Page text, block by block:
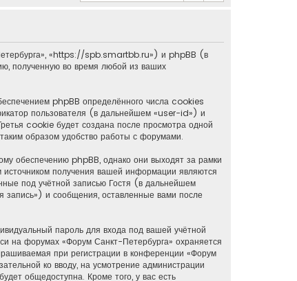
«https://spb.smartbb.ru») и phpBB (в
полученную во время любой из ваших
phpBB определённого числа cookies
пользователя (в дальнейшем «user-id») и
cookie будет создана после просмотра одной
образом удобство работы с форумами.
обеспечению phpBB, однако они выходят за рамки
источником получения вашей информации являются
под учётной записью Гостя (в дальнейшем
и сообщения, оставленные вами после
пароль для входа под вашей учётной
форумах «Форум Санкт-Петербурга» охраняется
при регистрации в конференции «Форум
ко вводу, на усмотрение администрации
общедоступна. Кроме того, у вас есть